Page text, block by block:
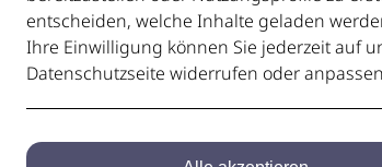
Datenverarbeitung
Daten der Nutzer nur unter
Vorliegen einer gesetzlichen Erlaubnis
jede Datenübertragung im Internet (z.B. bei
entscheiden, welche Inhalte geladen
Ihre Einwilligung können Sie jederzeit auf
Datenschutzseite widerrufen oder